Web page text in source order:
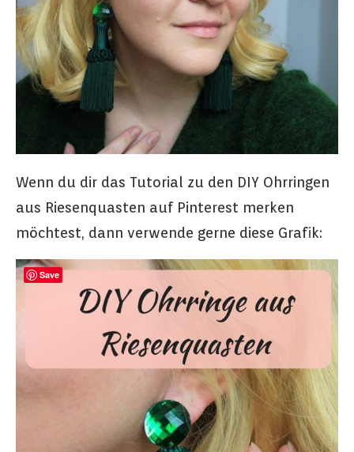
Wenn du dir das Tutorial zu den DIY Ohrringen
aus Riesenquasten auf Pinterest merken
möchtest, dann verwende gerne diese Grafik:
Save